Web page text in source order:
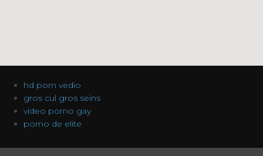
hd porn vedio
gros cul gros seins
video porno gay
porno de elite